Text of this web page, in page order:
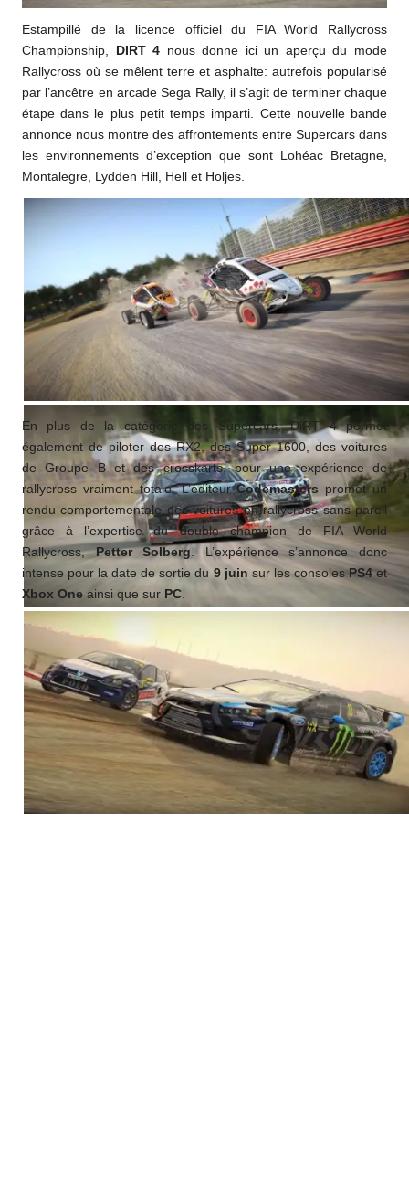
Estampillé de la licence officiel du FIA World Rallycross
Championship, DIRT 4 nous donne ici un aperçu du mode
Rallycross où se mêlent terre et asphalte: autrefois popularisé
par l’ancêtre en arcade Sega Rally, il s’agit de terminer chaque
étape dans le plus petit temps imparti. Cette nouvelle bande
annonce nous montre des affrontements entre Supercars dans
les environnements d’exception que sont Lohéac Bretagne,
Montalegre, Lydden Hill, Hell et Holjes.
En plus de la catégorie des Supercars, DiRT 4 permet
également de piloter des RX2, des Super 1600, des voitures
de Groupe B et des crosskarts, pour une expérience de
rallycross vraiment totale. L’éditeurCodemasters promet un
rendu comportementale des voitures en rallycross sans pareil
grâce à l’expertise du double champion de FIA World
Rallycross,Petter Solberg . L’expérience s’annonce donc
intense pour la date de sortie du 9 juin sur les consolesPS4et
Xbox One ainsi que sur PC